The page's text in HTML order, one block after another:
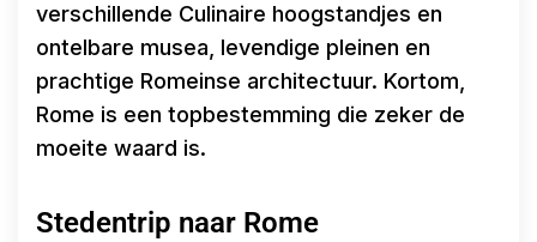
verschillende Culinaire hoogstandjes en
ontelbare musea, levendige pleinen en
prachtige Romeinse architectuur. Kortom,
Rome is een topbestemming die zeker de
moeite waard is.
Stedentrip naar Rome